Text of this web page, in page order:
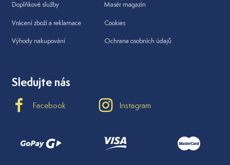
Doplňkové služby
Vrácení zboží a reklamace
Výhody nakupování
Masér magazín
Cookies
Ochrana osobních údajů
Sledujte nás
Facebook Instagram